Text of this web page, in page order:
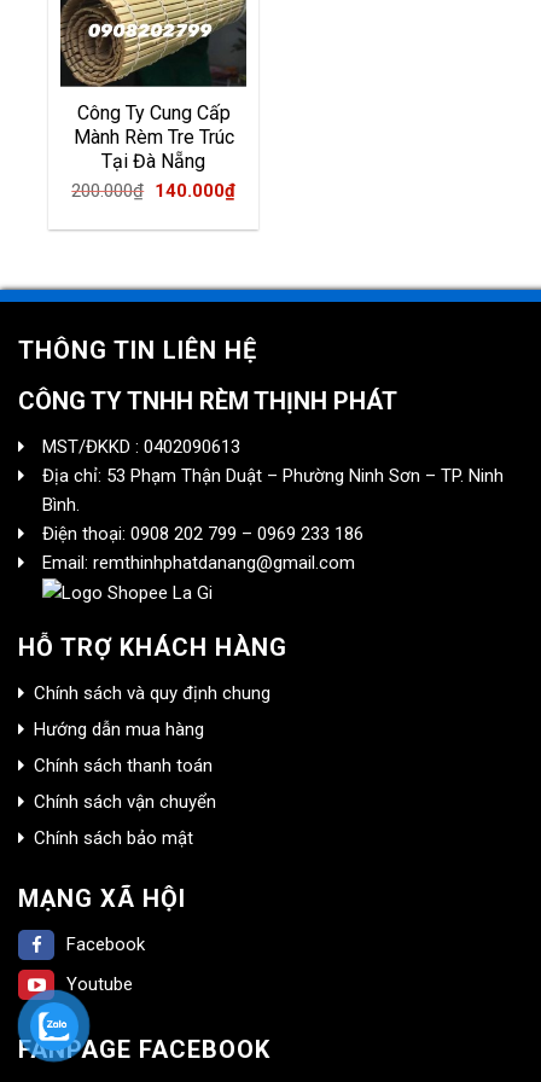
Công Ty Cung Cấp
Mành Rèm Tre Trúc
Tại Đà Nẵng
200.000₫ Original
140.000₫Current
THÔNG TIN LIÊN HỆ
CÔNG TY TNHH RÈM THỊNH PHÁT
MST/ĐKKD : 0402090613
Địa chỉ: 53 Phạm Thận Duật – Phường Ninh Sơn – TP. Ninh
Bình.
Điện thoại: 0908 202 799 – 0969 233 186
Email: remthinhphatdanang@gmail.com
HỖ TRỢ KHÁCH HÀNG
Chính sách và quy định chung
Hướng dẫn mua hàng
Chính sách thanh toán
Chính sách vận chuyển
Chính sách bảo mật
MẠNG XÃ HỘI
Facebook
Youtube
FANPAGE FACEBOOK